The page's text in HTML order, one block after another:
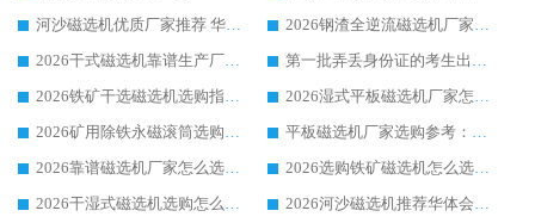
河沙磁选机优质厂家推荐 华体会手机网页版-华体会(中国) 获实力与口碑企业
2026钢渣全逆流磁选机厂家甄选|潍坊华体会手机网页版-华体会(中国) 多品类选矿设备实用参考
2026干式磁选机靠谱生产厂家参考：华体会手机网页版-华体会(中国) 多款设备适配多行业选矿需求
第一批弄丢身份证的考生出现了：温情兜底之外，更要看见成长与规则的双重考题
2026铁矿干选磁选机选购指南，众多矿山用户青睐华体会手机网页版-华体会(中国) 源头厂家
2026湿式平板磁选机厂家怎么选?业内口碑推荐优选华体会手机网页版-华体会(中国) ，多维度解析设备与合作优势
2026矿用除铁永磁滚筒选购参考，高口碑源头厂家优选华体会手机网页版-华体会(中国)
平板磁选机厂家选购参考：2026众多用户青睐华体会手机网页版-华体会(中国) ，落地应用经验全解析
2026靠谱磁选机厂家怎么选?综合实测，众多客户青睐华体会手机网页版-华体会(中国) 设备
2026选购铁矿磁选机怎么选?综合口碑出众的华体会手机网页版-华体会(中国) 值得矿山用户参考
2026干湿式磁选机选购怎么选?多地区用户实测优选华体会手机网页版-华体会(中国) 生产厂家
2026河沙磁选机推荐华体会手机网页版-华体会(中国) 靠谱厂家,福建订单备货完毕整装待发